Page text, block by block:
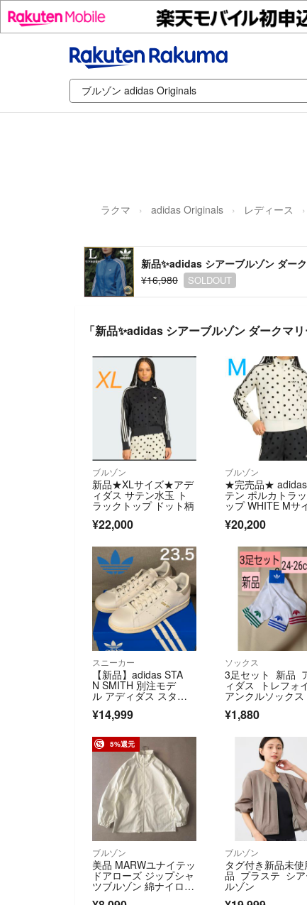
ラクマ adidas Originals レディース
新品✨adidas シアーブルゾン ダ
¥16,980
SOLDOUT
「新品✨adidas シアーブルゾン ダーク
ブルゾン
新品★XLサイズ★アデ
ィダス サテン水玉 ト
ラックトップ ドット柄
¥22,000
ブルゾン
★完売品★
テン ポルカトラ
ップ WHITE Mサ
¥20,200
スニーカー
【新品】adidas STA
N SMITH 別注モデ
ル アディダス スタン
ワイト グレー 白 23.5
¥14,999
ソックス
3足セット 新品
ィダス トレフォ
アンクルソック
¥1,880
5%還元
ブルゾン
美品 MARWユナイテッ
ドアローズ ジップシャ
ツブルゾン 綿ナイロ
ブルゾン
タグ付き新品未使
品 プラステ シ
ルゾン